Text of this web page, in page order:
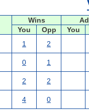
Wins
You
Opp You
1 2
0 1
2 2
4 0